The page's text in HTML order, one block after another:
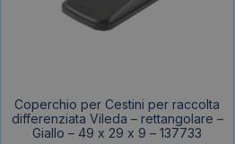
Coperchio per Cestini per raccolta
differenziata Vileda – rettangolare –
Giallo – 49 x 29 x 9 – 137733